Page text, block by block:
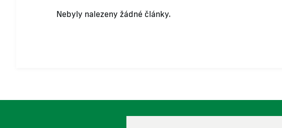
Nebyly nalezeny žádné články.